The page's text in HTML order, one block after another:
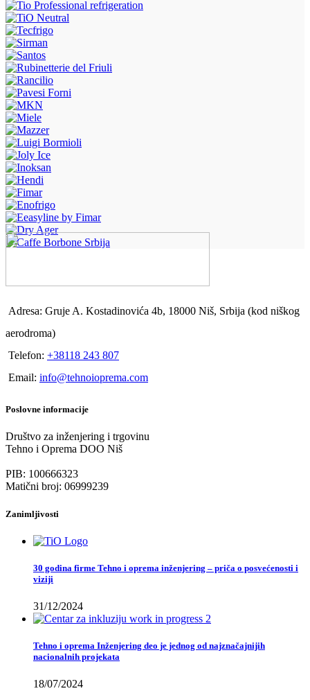
Adresa: Gruje A. Kostadinovića 4b, 18000 Niš, Srbija (kod niškog
aerodroma)
Telefon: +38118 243 807
Email: info@tehnoioprema.com
Poslovne informacije
Društvo za inženjering i trgovinu
Tehno i Oprema DOO Niš
PIB: 100666323
Matični broj: 06999239
Zanimljivosti
30 godina firme Tehno i oprema inženjering – priča o posvećenosti i
viziji
31/12/2024
Tehno i oprema Inženjering deo je jednog od najznačajnijih
nacionalnih projekata
18/07/2024